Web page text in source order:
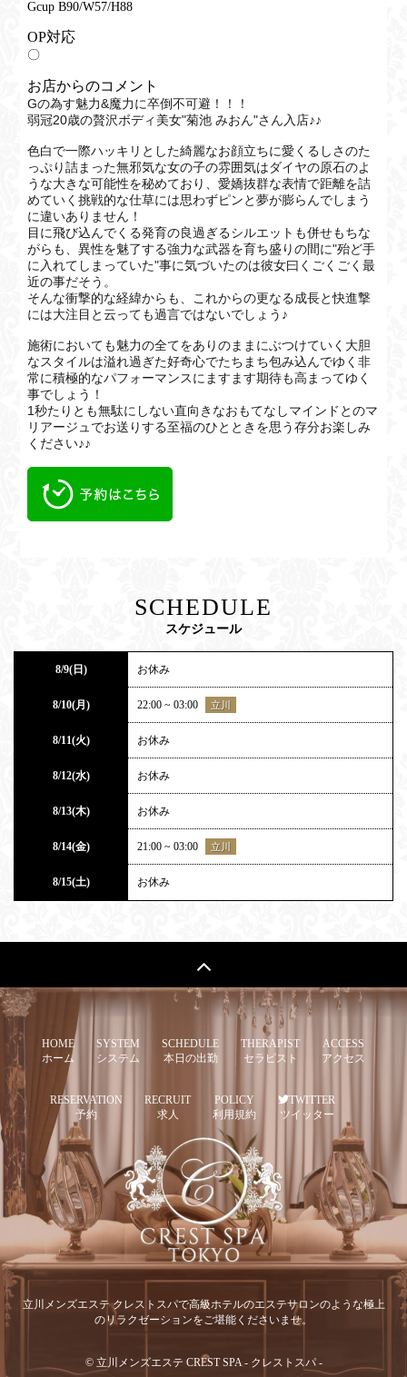
Gcup B90/W57/H88
OP対応
〇
お店からのコメント
Gの為す魅力&魔力に卒倒不可避！！！
弱冠20歳の贅沢ボディ美女"菊池 みおん"さん入店♪♪
色白で一際ハッキリとした綺麗なお顔立ちに愛くるしさのた
っぷり詰まった無邪気な女の子の雰囲気はダイヤの原石のよ
うな大きな可能性を秘めており、愛嬌抜群な表情で距離を詰
めていく挑戦的な仕草には思わずピンと夢が膨らんでしまう
に違いありません！
目に飛び込んでくる発育の良過ぎるシルエットも併せもちな
がらも、異性を魅了する強力な武器を育ち盛りの間に"殆ど手
に入れてしまっていた"事に気づいたのは彼女曰くごくごく最
近の事だそう。
そんな衝撃的な経緯からも、これからの更なる成長と快進撃
には大注目と云っても過言ではないでしょう♪
施術においても魅力の全てをありのままにぶつけていく大胆
なスタイルは溢れ過ぎた好奇心でたちまち包み込んでゆく非
常に積極的なパフォーマンスにますます期待も高まってゆく
事でしょう！
1秒たりとも無駄にしない直向きなおもてなしマインドとのマ
リアージュでお送りする至福のひとときを思う存分お楽しみ
ください♪♪
SCHEDULE
スケジュール
8/9(日)
8/10(月)
8/11(火)
8/12(水)
8/13(木)
8/14(金)
8/15(土)
お休み
22:00 ~ 03:00 立川
お休み
お休み
お休み
21:00 ~ 03:00 立川
お休み
HOME
ホーム
SYSTEM
システム
SCHEDULE
本日の出勤
THERAPIST
セラピスト
ACCESS
アクセス
RESERVATION
予約
RECRUIT
求人
POLICY
利用規約
TWITTER
ツイッター
立川メンズエステ クレストスパで高級ホテルのエステサロンのような極上
のリラクゼーションをご堪能くださいませ。
© 立川メンズエステ CREST SPA - クレストスパ -